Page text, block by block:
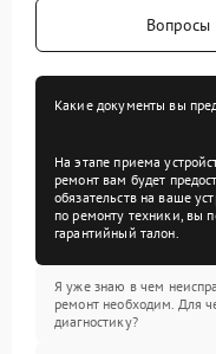
Вопросы
Какие документы вы
На этапе приема
ремонт вам будет
обязательств на ваше
по ремонту техники, вы
гарантийный талон.
Я уже знаю в чем
ремонт необходим. Для
диагностику?